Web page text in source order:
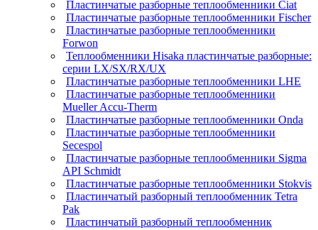
Пластинчатые разборные теплообменники Ciat
Пластинчатые разборные теплообменники Fischer
Пластинчатые разборные теплообменники
Forwon
Теплообменники Hisaka пластинчатые разборные:
серии LX/SX/RX/UX
Пластинчатые разборные теплообменники LHE
Пластинчатые разборные теплообменники
Mueller Accu-Therm
Пластинчатые разборные теплообменники Onda
Пластинчатые разборные теплообменники
Secespol
Пластинчатые разборные теплообменники Sigma
API Schmidt
Пластинчатые разборные теплообменники Stokvis
Пластинчатый разборный теплообменник Tetra
Pak
Пластинчатый разборный теплообменник